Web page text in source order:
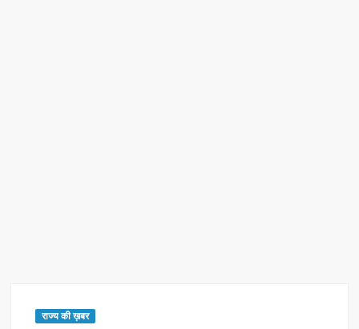
राज्य की ख़बर